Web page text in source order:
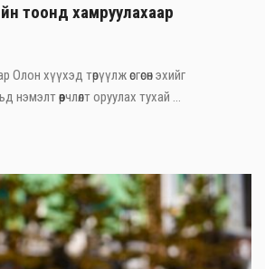
тоонд хамруулахаар
Олон хүүхэд төрүүлж өсгөсөн эхийг
өөрчлөлт оруулах тухай ...